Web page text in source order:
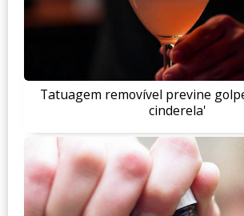
Tatuagem removível previne
cinderela'